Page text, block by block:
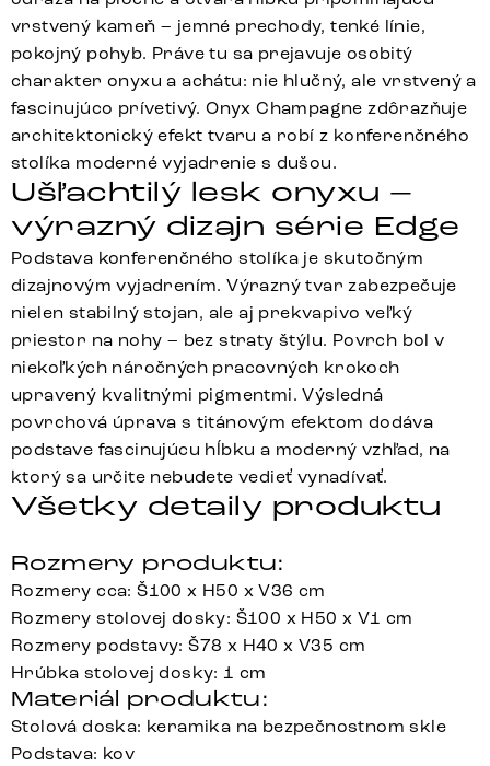
vrstvený kameň – jemné prechody, tenké línie,
pokojný pohyb. Práve tu sa prejavuje osobitý
charakter onyxu a achátu: nie hlučný, ale vrstvený a
fascinujúco prívetivý. Onyx Champagne zdôrazňuje
architektonický efekt tvaru a robí z konferenčného
stolíka moderné vyjadrenie s dušou.
Ušľachtilý lesk onyxu –
výrazný dizajn série Edge
Podstava konferenčného stolíka je skutočným
dizajnovým vyjadrením. Výrazný tvar zabezpečuje
nielen stabilný stojan, ale aj prekvapivo veľký
priestor na nohy – bez straty štýlu. Povrch bol v
niekoľkých náročných pracovných krokoch
upravený kvalitnými pigmentmi. Výsledná
povrchová úprava s titánovým efektom dodáva
podstave fascinujúcu hĺbku a moderný vzhľad, na
ktorý sa určite nebudete vedieť vynadívať.
Všetky detaily produktu
Rozmery produktu:
Rozmery cca: Š100 x H50 x V36 cm
Rozmery stolovej dosky: Š100 x H50 x V1 cm
Rozmery podstavy: Š78 x H40 x V35 cm
Hrúbka stolovej dosky: 1 cm
Materiál produktu:
Stolová doska: keramika na bezpečnostnom skle
Podstava: kov